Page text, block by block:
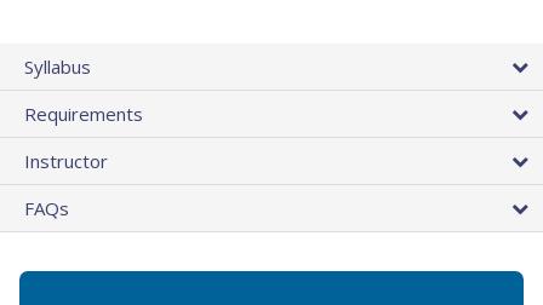
Syllabus
Requirements
Instructor
FAQs